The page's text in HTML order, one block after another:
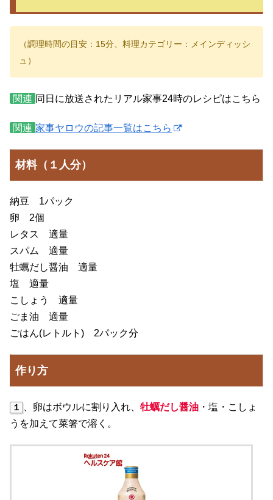
（調理時間の目安：15分、料理カテゴリー：メインディッシ
ュ）
関連 同日に放送されたリアル家事24時のレシピはこちら
関連 家事ヤロウの記事一覧はこちら
材料（１人分）
納豆 1パック
卵 2個
レタス 適量
スパム 適量
牡蠣だし醤油 適量
塩 適量
こしょう 適量
ごま油 適量
ごはん(レトルト) 2パック分
作り方
１ 、卵はボウルに割り入れ、 牡蠣だし醤油 ・塩・こしょ
うを加えて菜箸で溶く。